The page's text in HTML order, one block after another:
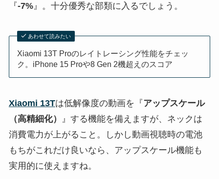
『-7%』。十分優秀な部類に入るでしょう。
あわせて読みたい
Xiaomi 13T Proのレイトレーシング性能をチェッ
ク。iPhone 15 Proや8 Gen 2機超えのスコア
Xiaomi 13Tは低解像度の動画を『アップスケール
（高精細化）
』する機能を備えますが、ネックは
消費電力が上がること。しかし動画視聴時の電池
もちがこれだけ良いなら、アップスケール機能も
実用的に使えますね。